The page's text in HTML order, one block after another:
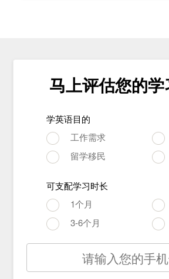
马上评估您的
学英语目的
工作需求
留学移民
可支配学习时长
1个月
3-6个月